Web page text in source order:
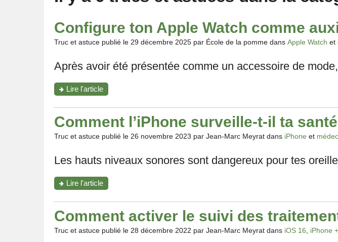
Configure ton Apple Watch comme
Truc et astuce publié le 29 décembre 2025 par École de la pomme dans Apple Watch et
Après avoir été présentée comme un accessoire de
Lire l'article"Configure
ton
Apple
Watch
comme
auxiliaire
de
Comment l’iPhone surveille-t-il ta
Truc et astuce publié le 26 novembre 2023 par Jean-Marc Meyrat dans iPhone et
Les hauts niveaux sonores sont dangereux pour tes
Lire l'article"Comment
l’iPhone
surveille-
il
ta
santé
Comment activer le suivi des
Truc et astuce publié le 28 décembre 2022 par Jean-Marc Meyrat dans iOS 16 iPhone